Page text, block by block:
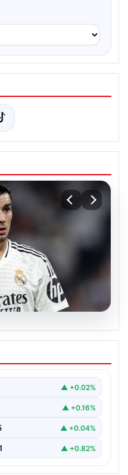
Yüksek Hızlı
Yıldızı
kadro kurma
▲ +0.02%
▲ +0.16%
▲ +0.04%
▲ +0.82%